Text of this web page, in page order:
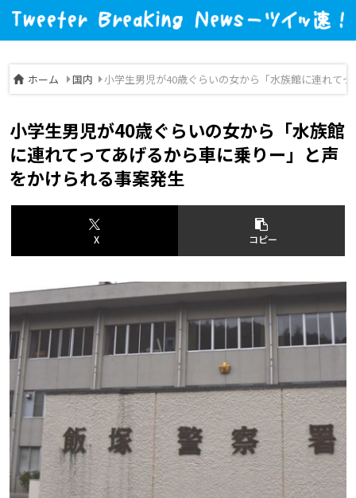
ホーム 国内 小学生男児が40歳ぐらいの女から「水族館に連れて
小学生男児が40歳ぐらいの女から「水族館
に連れてってあげるから車に乗りー」と声
をかけられる事案発生
X コピー